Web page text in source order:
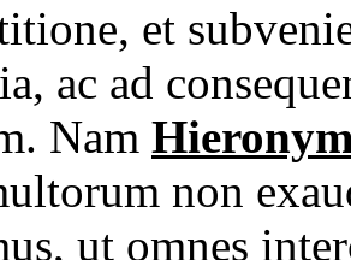
et
ac ad
Nam
non
ut omnes